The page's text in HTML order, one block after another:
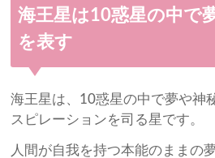
海王星は10惑星の中で夢・神秘・直感
を表す
海王星は、10惑星の中で夢や神
スピレーションを司る星です。
人間が自我を持つ本能のままの